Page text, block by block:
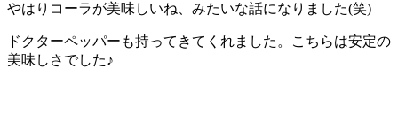
やはりコーラが美味しいね、みたいな話になりました(笑)
ドクターペッパーも持ってきてくれました。こちらは安定の
美味しさでした♪